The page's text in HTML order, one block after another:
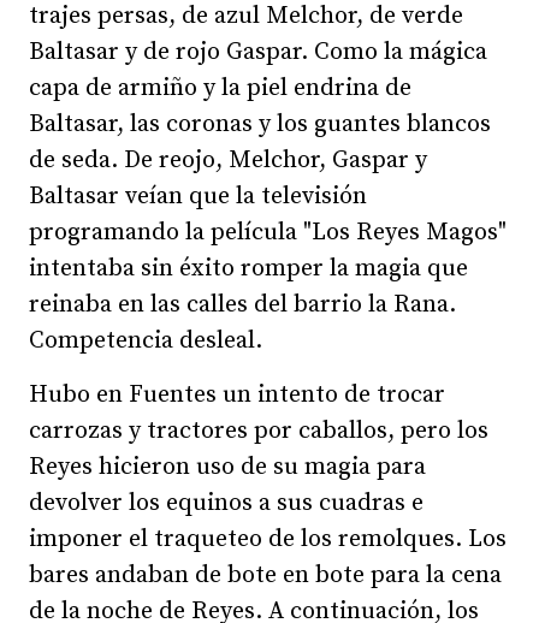
trajes persas, de azul Melchor, de verde
Baltasar y de rojo Gaspar. Como la mágica
capa de armiño y la piel endrina de
Baltasar, las coronas y los guantes blancos
de seda. De reojo, Melchor, Gaspar y
Baltasar veían que la televisión
programando la película "Los Reyes Magos"
intentaba sin éxito romper la magia que
reinaba en las calles del barrio la Rana.
Competencia desleal.
Hubo en Fuentes un intento de trocar
carrozas y tractores por caballos, pero los
Reyes hicieron uso de su magia para
devolver los equinos a sus cuadras e
imponer el traqueteo de los remolques. Los
bares andaban de bote en bote para la cena
de la noche de Reyes. A continuación, los